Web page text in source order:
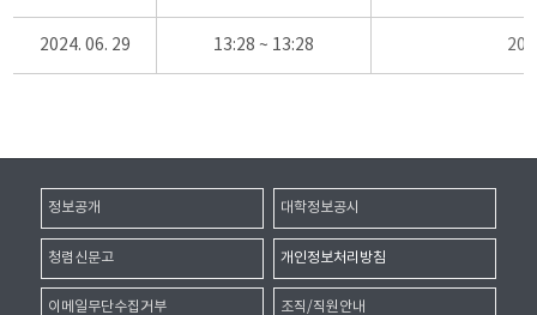
2024. 06. 29 13:28 ~ 13:28
정보공개 대학정보공시
청렴신문고 개인정보처리방침
이메일무단수집거부 조직/직원안내